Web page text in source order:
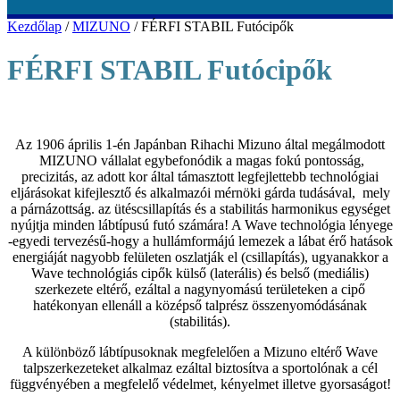
Kezdőlap /MIZUNO / FÉRFI STABIL Futócipők
FÉRFI STABIL Futócipők
Az 1906 április 1-én Japánban Rihachi Mizuno által megálmodott
MIZUNO vállalat egybefonódik a magas fokú pontosság,
precizitás, az adott kor által támasztott legfejlettebb technológiai
eljárásokat kifejlesztő és alkalmazói mérnöki gárda tudásával, mely
a párnázottság. az ütéscsillapítás és a stabilitás harmonikus egységet
nyújtja minden lábtípusú futó számára! A Wave technológia lényege
-egyedi tervezésű-hogy a hullámformájú lemezek a lábat érő hatások
energiáját nagyobb felületen oszlatják el (csillapítás), ugyanakkor a
Wave technológiás cipők külső (laterális) és belső (mediális)
szerkezete eltérő, ezáltal a nagynyomású területeken a cipő
hatékonyan ellenáll a középső talprész összenyomódásának
(stabilitás).
A különböző lábtípusoknak megfelelően a Mizuno eltérő Wave
talpszerkezeteket alkalmaz ezáltal biztosítva a sportolónak a cél
függvényében a megfelelő védelmet, kényelmet illetve gyorsaságot!